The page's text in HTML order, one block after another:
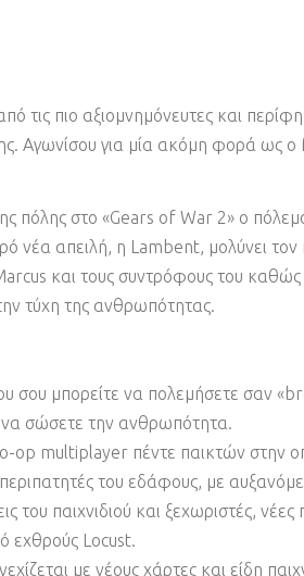
τις πιο αξιομνημόνευτες και
Αγωνίσου για μία ακόμη φορά ως
στο «Gears of War 2» ο
νέα απειλή, η Lambent, μολύνει
και τους συντρόφους του
τύχη της ανθρωπότητας.
σου μπορείτε να πολεμήσετε σαν
να σώσετε την ανθρωπότητα.
op multiplayer πέντε παικτών
του εδάφους, με
του παιχνιδιού και ξεχωριστές,
εχθρούς Locust.
με νέους χάρτες και είδη